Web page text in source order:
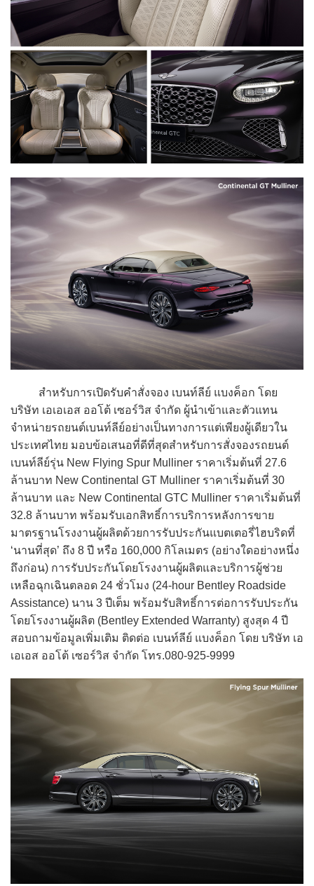
สำหรับการเปิดรับคำสั่งจอง เบนท์ลีย์ แบงค็อก โดย
บริษัท เอเอเอส ออโต้ เซอร์วิส จำกัด ผู้นำเข้าและตัวแทน
จำหน่ายรถยนต์เบนท์ลีย์อย่างเป็นทางการแต่เพียงผู้เดียวใน
ประเทศไทย มอบข้อเสนอที่ดีที่สุดสำหรับการสั่งจองรถยนต์
เบนท์ลีย์รุ่น New Flying Spur Mulliner ราคาเริ่มต้นที่ 27.6
ล้านบาท New Continental GT Mulliner ราคาเริ่มต้นที่ 30
ล้านบาท และ New Continental GTC Mulliner ราคาเริ่มต้นที่
32.8 ล้านบาท พร้อมรับเอกสิทธิ์การบริการหลังการขาย
มาตรฐานโรงงานผู้ผลิตด้วยการรับประกันแบตเตอรี่ไฮบริดที่
‘นานที่สุด’ ถึง 8 ปี หรือ 160,000 กิโลเมตร (อย่างใดอย่างหนึ่ง
ถึงก่อน) การรับประกันโดยโรงงานผู้ผลิตและบริการผู้ช่วย
เหลือฉุกเฉินตลอด 24 ชั่วโมง (24-hour Bentley Roadside
Assistance) นาน 3 ปีเต็ม พร้อมรับสิทธิ์การต่อการรับประกัน
โดยโรงงานผู้ผลิต (Bentley Extended Warranty) สูงสุด 4 ปี
สอบถามข้อมูลเพิ่มเติม ติดต่อ เบนท์ลีย์ แบงค็อก โดย บริษัท เอ
เอเอส ออโต้ เซอร์วิส จำกัด โทร.080-925-9999